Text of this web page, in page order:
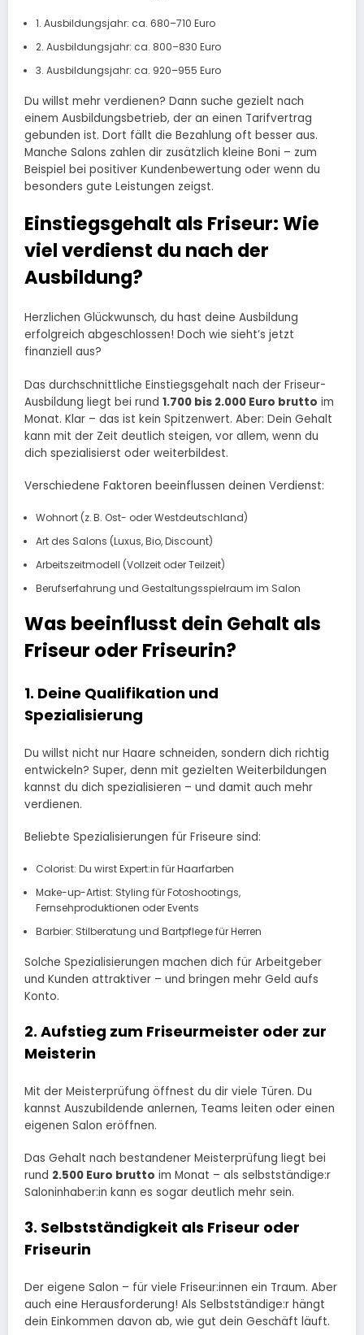
1. Ausbildungsjahr: ca. 680–710 Euro
2. Ausbildungsjahr: ca. 800–830 Euro
3. Ausbildungsjahr: ca. 920–955 Euro
Du willst mehr verdienen? Dann suche gezielt nach
einem Ausbildungsbetrieb, der an einen Tarifvertrag
gebunden ist. Dort fällt die Bezahlung oft besser aus.
Manche Salons zahlen dir zusätzlich kleine Boni – zum
Beispiel bei positiver Kundenbewertung oder wenn du
besonders gute Leistungen zeigst.
Einstiegsgehalt als Friseur: Wie
viel verdienst du nach der
Ausbildung?
Herzlichen Glückwunsch, du hast deine Ausbildung
erfolgreich abgeschlossen! Doch wie sieht’s jetzt
finanziell aus?
Das durchschnittliche Einstiegsgehalt nach der Friseur-
Ausbildung liegt bei rund 1.700 bis 2.000 Euro brutto im
Monat. Klar – das ist kein Spitzenwert. Aber: Dein Gehalt
kann mit der Zeit deutlich steigen, vor allem, wenn du
dich spezialisierst oder weiterbildest.
Verschiedene Faktoren beeinflussen deinen Verdienst:
Wohnort (z. B. Ost- oder Westdeutschland)
Art des Salons (Luxus, Bio, Discount)
Arbeitszeitmodell (Vollzeit oder Teilzeit)
Berufserfahrung und Gestaltungsspielraum im Salon
Was beeinflusst dein Gehalt als
Friseur oder Friseurin?
1. Deine Qualifikation und
Spezialisierung
Du willst nicht nur Haare schneiden, sondern dich richtig
entwickeln? Super, denn mit gezielten Weiterbildungen
kannst du dich spezialisieren – und damit auch mehr
verdienen.
Beliebte Spezialisierungen für Friseure sind:
Colorist: Du wirst Expert:in für Haarfarben
Make-up-Artist: Styling für Fotoshootings,
Fernsehproduktionen oder Events
Barbier: Stilberatung und Bartpflege für Herren
Solche Spezialisierungen machen dich für Arbeitgeber
und Kunden attraktiver – und bringen mehr Geld aufs
Konto.
2. Aufstieg zum Friseurmeister oder zur
Meisterin
Mit der Meisterprüfung öffnest du dir viele Türen. Du
kannst Auszubildende anlernen, Teams leiten oder einen
eigenen Salon eröffnen.
Das Gehalt nach bestandener Meisterprüfung liegt bei
rund 2.500 Euro brutto im Monat – als selbstständige:r
Saloninhaber:in kann es sogar deutlich mehr sein.
3. Selbstständigkeit als Friseur oder
Friseurin
Der eigene Salon – für viele Friseur:innen ein Traum. Aber
auch eine Herausforderung! Als Selbstständige:r hängt
dein Einkommen davon ab, wie gut dein Geschäft läuft.